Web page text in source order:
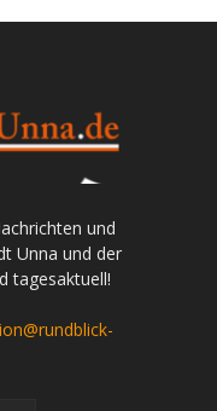
und
Unna und der
tagesaktuell!